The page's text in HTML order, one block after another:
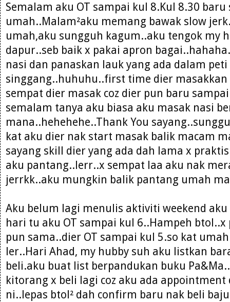
Semalam aku OT sampai kul 8.Kul 8.30 baru
umah..Malam²aku memang bawak slow
umah,aku sungguh kagum..aku tengok my
dapur..seb baik x pakai apron
nasi dan panaskan lauk yang ada dalam
singgang..huhuhu..first time dier
sempat dier masak coz dier pun baru
semalam tanya aku biasa aku masak nasi
mana..hehehehe..Thank You
kat aku dier nak start masak balik macam
sayang skill dier yang ada dah lama x
aku pantang..lerr..x sempat laa aku nak
jerrkk..aku mungkin balik pantang umah
Aku belum lagi menulis aktiviti weekend
hari tu aku OT sampai kul 6..Hampeh
pun sama..dier OT sampai kul 5.so kat
ler..Hari Ahad, my hubby suh aku listkan
beli.aku buat list berpandukan buku
kitorang x beli lagi coz aku ada appointment
ni..lepas btol² dah confirm baru nak beli